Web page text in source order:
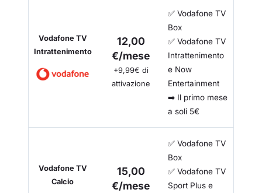
Vodafone TV
Intrattenimento
12,00
€/mese
+9,99€ di
attivazione
✅ Vodafone TV
Box
✅ Vodafone TV
Intrattenimento
e Now
Entertainment
➡️ Il primo mese
a soli 5€
Vodafone TV
Calcio
15,00
€/mese
✅ Vodafone TV
Box
✅ Vodafone TV
Sport Plus e